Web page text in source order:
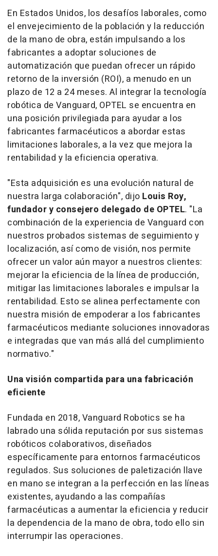
En Estados Unidos, los desafíos laborales, como
el envejecimiento de la población y la reducción
de la mano de obra, están impulsando a los
fabricantes a adoptar soluciones de
automatización que puedan ofrecer un rápido
retorno de la inversión (ROI), a menudo en un
plazo de 12 a 24 meses. Al integrar la tecnología
robótica de Vanguard, OPTEL se encuentra en
una posición privilegiada para ayudar a los
fabricantes farmacéuticos a abordar estas
limitaciones laborales, a la vez que mejora la
rentabilidad y la eficiencia operativa.
"Esta adquisición es una evolución natural de
nuestra larga colaboración", dijo Louis Roy,
fundador y consejero delegado de OPTEL. "La
combinación de la experiencia de Vanguard con
nuestros probados sistemas de seguimiento y
localización, así como de visión, nos permite
ofrecer un valor aún mayor a nuestros clientes:
mejorar la eficiencia de la línea de producción,
mitigar las limitaciones laborales e impulsar la
rentabilidad. Esto se alinea perfectamente con
nuestra misión de empoderar a los fabricantes
farmacéuticos mediante soluciones innovadoras
e integradas que van más allá del cumplimiento
normativo."
Una visión compartida para una fabricación
eficiente
Fundada en 2018, Vanguard Robotics se ha
labrado una sólida reputación por sus sistemas
robóticos colaborativos, diseñados
específicamente para entornos farmacéuticos
regulados. Sus soluciones de paletización llave
en mano se integran a la perfección en las líneas
existentes, ayudando a las compañías
farmacéuticas a aumentar la eficiencia y reducir
la dependencia de la mano de obra, todo ello sin
interrumpir las operaciones.